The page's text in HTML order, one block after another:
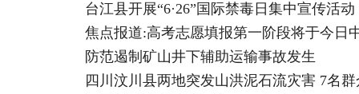
台江县开展“6·26”国际禁毒日集中宣传活动
焦点报道:高考志愿填报第一阶段将于今日
防范遏制矿山井下辅助运输事故发生
四川汶川县两地突发山洪泥石流灾害 7名